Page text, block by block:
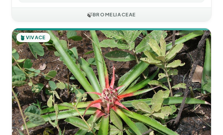
🍃BROMELIACEAE
🪴 VIVACE